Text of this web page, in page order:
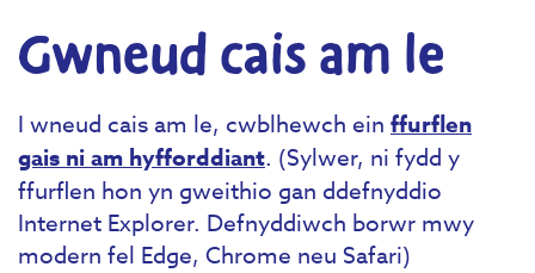
Gwneud cais am le
I wneud cais am le, cwblhewch ein ffurflen
gais ni am hyfforddiant. (Sylwer, ni fydd y
ffurflen hon yn gweithio gan ddefnyddio
Internet Explorer. Defnyddiwch borwr mwy
modern fel Edge, Chrome neu Safari)